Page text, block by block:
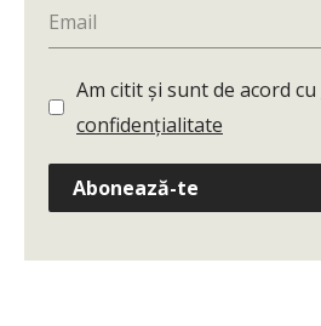
Am citit și sunt de acord cu
confidențialitate
Abonează-te